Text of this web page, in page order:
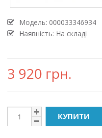
Модель: 000033346934
Наявність: На складі
3 920 грн.
КУПИТИ